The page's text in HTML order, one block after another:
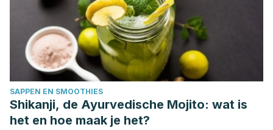
SAPPEN EN SMOOTHIES
Shikanji, de Ayurvedische Mojito: wat is
het en hoe maak je het?